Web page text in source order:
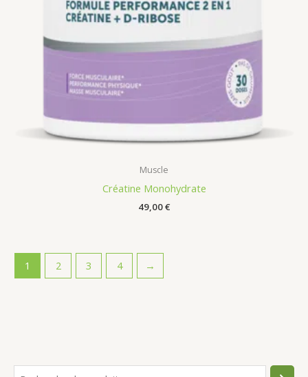
Muscle
Créatine Monohydrate
49,00€
1 2 3 4 →